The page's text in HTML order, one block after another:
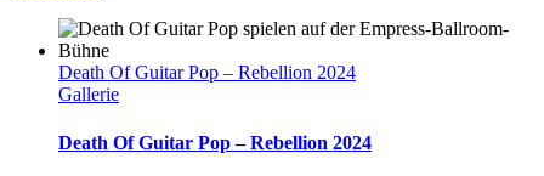
Death Of Guitar Pop – Rebellion 2024
Gallerie
Death Of Guitar Pop – Rebellion 2024